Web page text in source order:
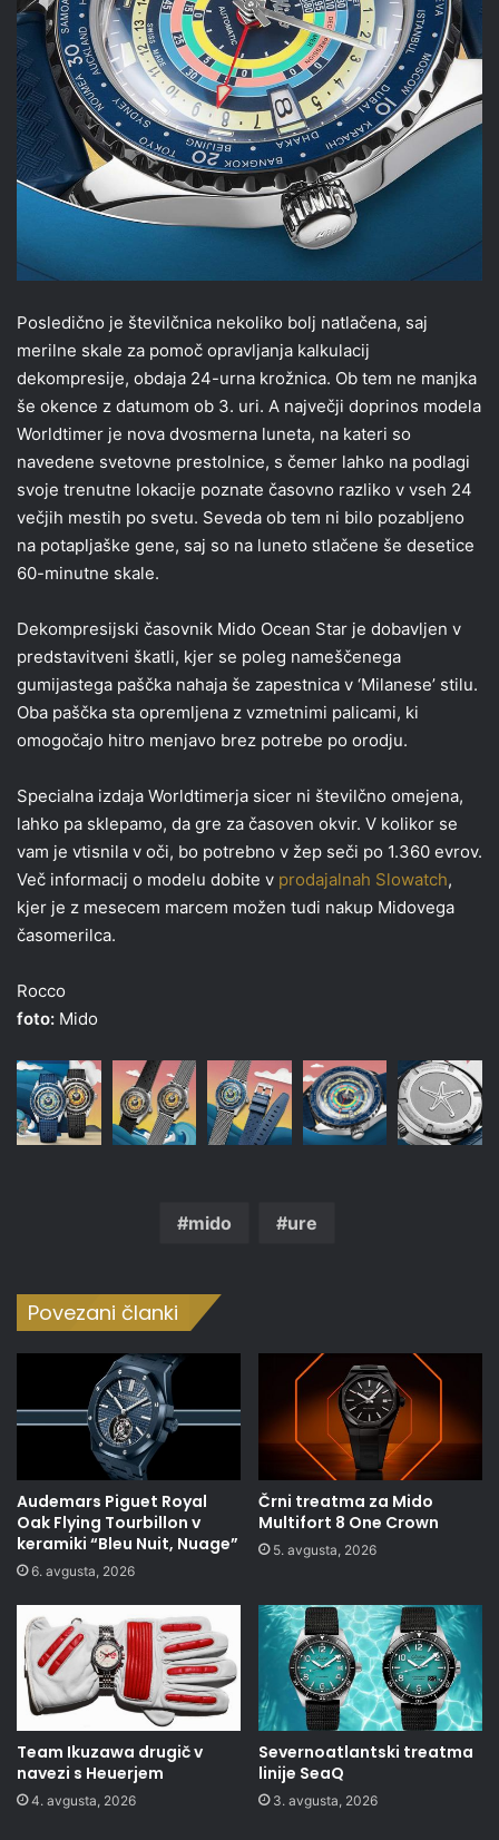
Posledično je številčnica nekoliko bolj natlačena, saj
merilne skale za pomoč opravljanja kalkulacij
dekompresije, obdaja 24-urna krožnica. Ob tem ne manjka
še okence z datumom ob 3. uri. A največji doprinos modela
Worldtimer je nova dvosmerna luneta, na kateri so
navedene svetovne prestolnice, s čemer lahko na podlagi
svoje trenutne lokacije poznate časovno razliko v vseh 24
večjih mestih po svetu. Seveda ob tem ni bilo pozabljeno
na potapljaške gene, saj so na luneto stlačene še desetice
60-minutne skale.
Dekompresijski časovnik Mido Ocean Star je dobavljen v
predstavitveni škatli, kjer se poleg nameščenega
gumijastega paščka nahaja še zapestnica v ‘Milanese’ stilu.
Oba paščka sta opremljena z vzmetnimi palicami, ki
omogočajo hitro menjavo brez potrebe po orodju.
Specialna izdaja Worldtimerja sicer ni številčno omejena,
lahko pa sklepamo, da gre za časoven okvir. V kolikor se
vam je vtisnila v oči, bo potrebno v žep seči po 1.360 evrov.
Več informacij o modelu dobite v prodajalnah Slowatch,
kjer je z mesecem marcem možen tudi nakup Midovega
časomerilca.
Rocco
foto: Mido
mido ure
Povezani članki
Audemars Piguet Royal
Oak Flying Tourbillon v
keramiki “Bleu Nuit, Nuage”
6. avgusta, 2026
Črni treatma za Mido
Multifort 8 One Crown
5. avgusta, 2026
Team Ikuzawa drugič v
navezi s Heuerjem
4. avgusta, 2026
Severnoatlantski treatma
linije SeaQ
3. avgusta, 2026